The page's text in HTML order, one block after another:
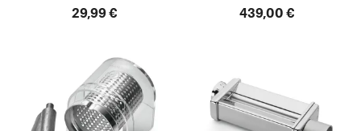
29,99 €
439,00 €